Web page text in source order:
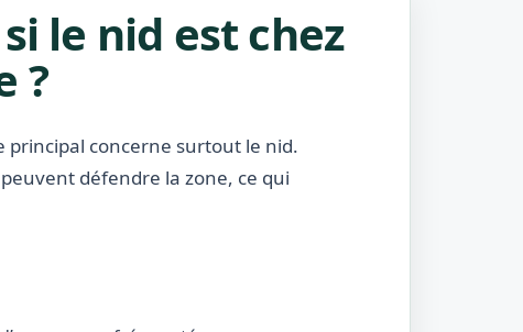
le nid est chez
?
principal concerne surtout le nid.
défendre la zone, ce qui